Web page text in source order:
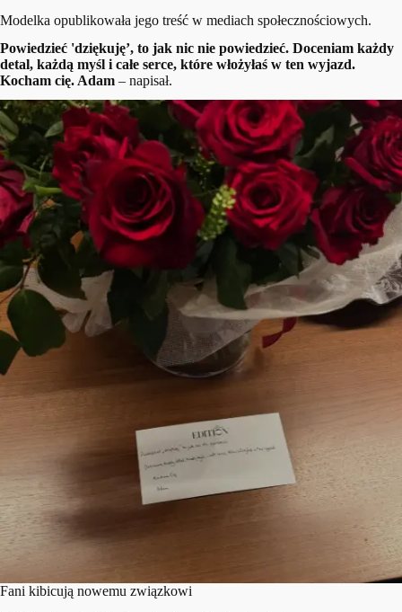
Modelka opublikowała jego treść w mediach społecznościowych.
Powiedzieć 'dziękuję’, to jak nic nie powiedzieć. Doceniam każdy
detal, każdą myśl i całe serce, które włożyłaś w ten wyjazd.
Kocham cię. Adam – napisał.
Fani kibicują nowemu związkowi